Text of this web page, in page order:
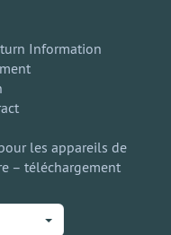
Information
les appareils de
– téléchargement